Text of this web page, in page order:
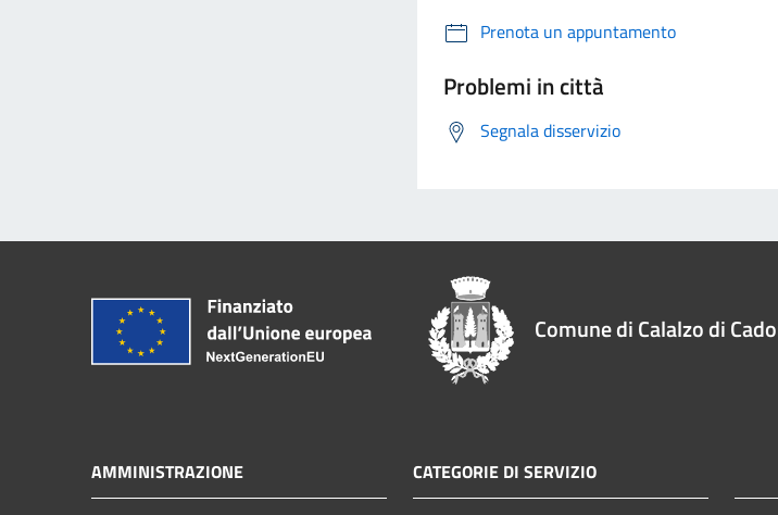
Prenota un appuntamento
Problemi in città
Segnala disservizio
Comune di Calalzo di
AMMINISTRAZIONE CATEGORIE DI SERVIZIO